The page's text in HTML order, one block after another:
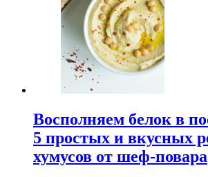
Восполняем белок в
5 простых и вкусных
хумусов от шеф-повара